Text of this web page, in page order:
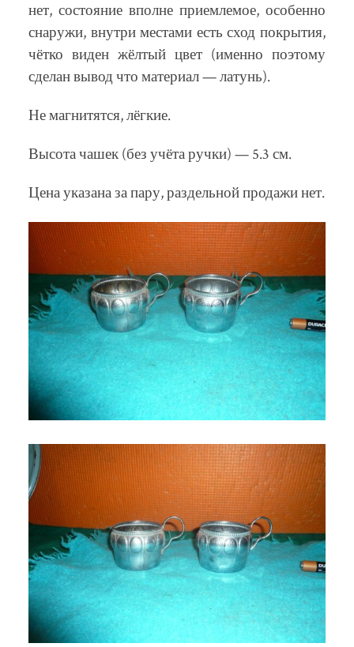
нет, состояние вполне приемлемое, особенно
снаружи, внутри местами есть сход покрытия,
чётко виден жёлтый цвет (именно поэтому
сделан вывод что материал — латунь).
Не магнитятся, лёгкие.
Высота чашек (без учёта ручки) — 5.3 см.
Цена указана за пару, раздельной продажи нет.